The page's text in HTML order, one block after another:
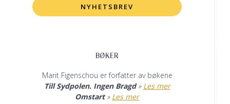
BØKER
Marit Figenschou er forfatter av bøkene
Till Sydpolen. Ingen Bragd» Les mer
Omstart» Les mer